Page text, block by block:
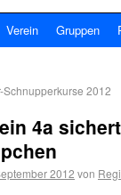
Verein Gruppen
Schnupperkurse 2012
4a
2012 von